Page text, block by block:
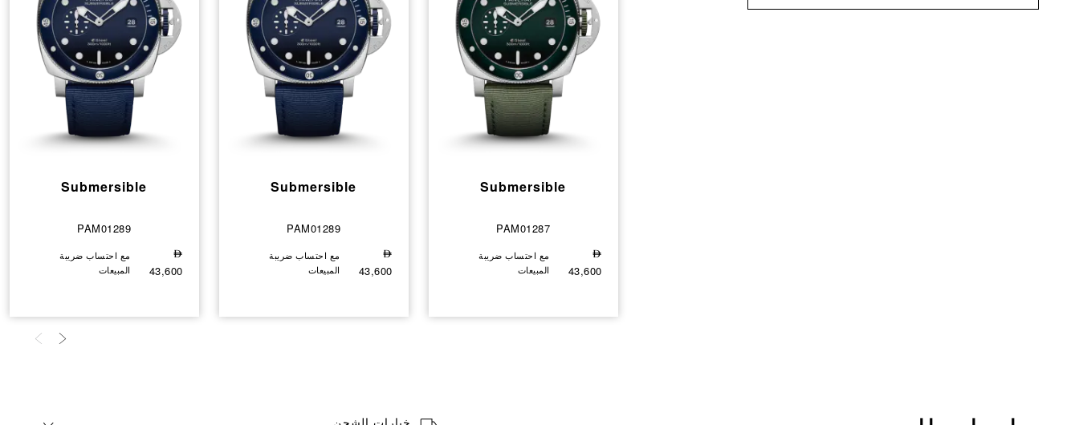
Submersible
PAM01287
⃃
43,600
مع احتساب ضريبة
المبيعات
Submersible
PAM01289
⃃
43,600
مع احتساب ضريبة
المبيعات
Submersible
PAM01289
⃃
43,600
مع احتساب ضريبة
المبيعات